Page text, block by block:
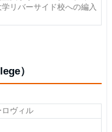
リバーサイド校への編入
）
ロヴィル